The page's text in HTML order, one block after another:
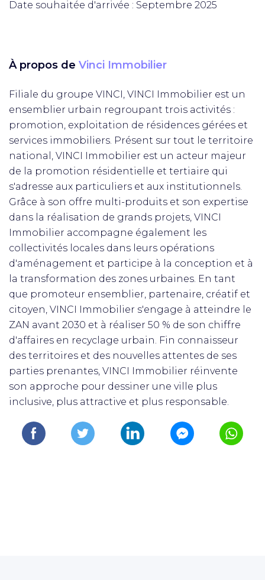
Date souhaitée d'arrivée : Septembre 2025
À propos de Vinci Immobilier
Filiale du groupe VINCI, VINCI Immobilier est un
ensemblier urbain regroupant trois activités :
promotion, exploitation de résidences gérées et
services immobiliers. Présent sur tout le territoire
national, VINCI Immobilier est un acteur majeur
de la promotion résidentielle et tertiaire qui
s'adresse aux particuliers et aux institutionnels.
Grâce à son offre multi-produits et son expertise
dans la réalisation de grands projets, VINCI
Immobilier accompagne également les
collectivités locales dans leurs opérations
d'aménagement et participe à la conception et à
la transformation des zones urbaines. En tant
que promoteur ensemblier, partenaire, créatif et
citoyen, VINCI Immobilier s'engage à atteindre le
ZAN avant 2030 et à réaliser 50 % de son chiffre
d'affaires en recyclage urbain. Fin connaisseur
des territoires et des nouvelles attentes de ses
parties prenantes, VINCI Immobilier réinvente
son approche pour dessiner une ville plus
inclusive, plus attractive et plus responsable.